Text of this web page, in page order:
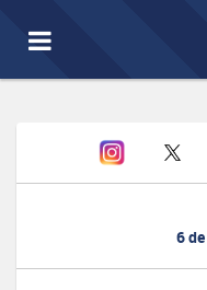
Toggle
navigation
6